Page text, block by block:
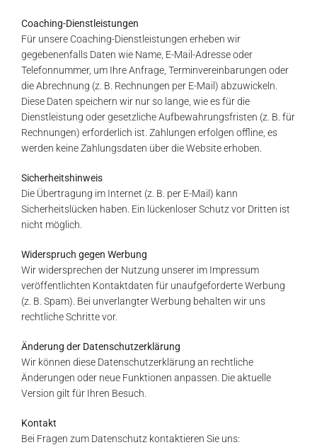
Coaching-Dienstleistungen
Für unsere Coaching-Dienstleistungen erheben wir
gegebenenfalls Daten wie Name, E-Mail-Adresse oder
Telefonnummer, um Ihre Anfrage, Terminvereinbarungen oder
die Abrechnung (z. B. Rechnungen per E-Mail) abzuwickeln.
Diese Daten speichern wir nur so lange, wie es für die
Dienstleistung oder gesetzliche Aufbewahrungsfristen (z. B. für
Rechnungen) erforderlich ist. Zahlungen erfolgen offline, es
werden keine Zahlungsdaten über die Website erhoben.
Sicherheitshinweis
Die Übertragung im Internet (z. B. per E-Mail) kann
Sicherheitslücken haben. Ein lückenloser Schutz vor Dritten ist
nicht möglich.
Widerspruch gegen Werbung
Wir widersprechen der Nutzung unserer im Impressum
veröffentlichten Kontaktdaten für unaufgeforderte Werbung
(z. B. Spam). Bei unverlangter Werbung behalten wir uns
rechtliche Schritte vor.
Änderung der Datenschutzerklärung
Wir können diese Datenschutzerklärung an rechtliche
Änderungen oder neue Funktionen anpassen. Die aktuelle
Version gilt für Ihren Besuch.
Kontakt
Bei Fragen zum Datenschutz kontaktieren Sie uns: